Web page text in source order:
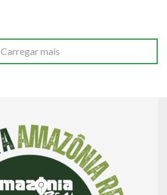
Carregar mais